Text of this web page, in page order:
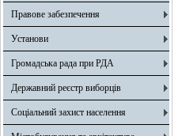
Правове забезпечення
Установи
Громадська рада при РДА
Державний реєстр виборців
Соціальний захист населення